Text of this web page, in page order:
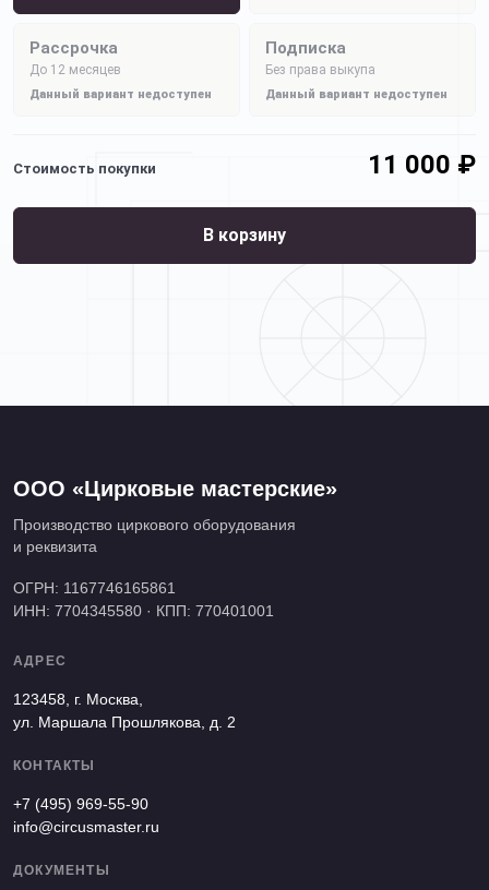
Рассрочка
До 12 месяцев
Данный вариант недоступен
Подписка
Без права выкупа
Данный вариант недоступен
Стоимость покупки 11 000 ₽
В корзину
ООО «Цирковые мастерские»
Производство циркового оборудования
и реквизита
ОГРН: 1167746165861
ИНН: 7704345580 · КПП: 770401001
АДРЕС
123458, г. Москва,
ул. Маршала Прошлякова, д. 2
КОНТАКТЫ
+7 (495) 969-55-90
info@circusmaster.ru
ДОКУМЕНТЫ